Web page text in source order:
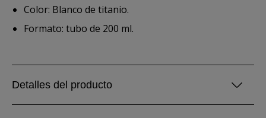
Color: Blanco de titanio.
Formato: tubo de 200 ml.
Detalles del producto